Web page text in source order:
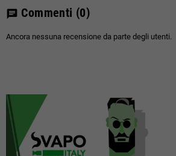
chat Commenti (0)
Ancora nessuna recensione da parte degli utenti.